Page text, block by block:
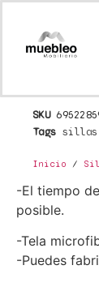
SKU
Tags sillas
Inicio /
-El tiempo
posible.
-Tela
-Puedes